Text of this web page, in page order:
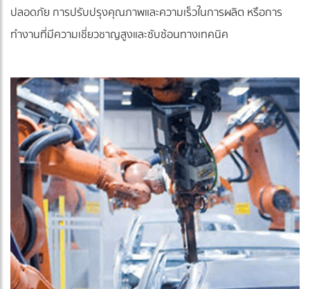
ปลอดภัย การปรับปรุงคุณภาพและความเร็วในการผลิต หรือการ
ทำงานที่มีความเชี่ยวชาญสูงและซับซ้อนทางเทคนิค